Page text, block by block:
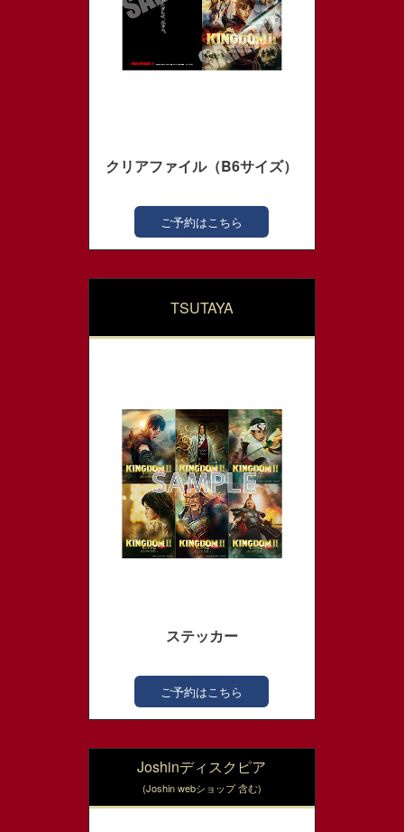
クリアファイル（B6サイズ）
ご予約はこちら
TSUTAYA
ステッカー
ご予約はこちら
Joshinディスクピア
(Joshin webショップ 含む)